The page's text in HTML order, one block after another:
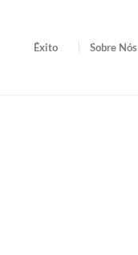
Êxito Sobre Nós